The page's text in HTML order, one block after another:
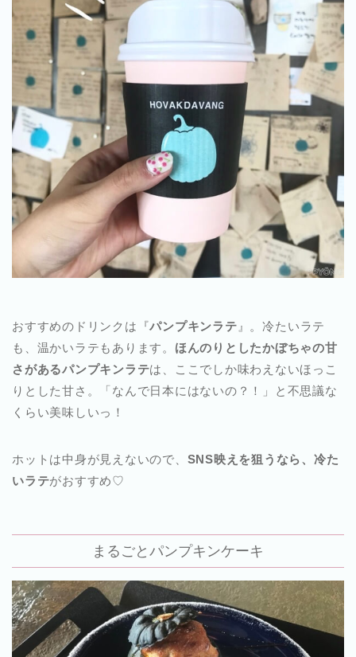
おすすめのドリンクは『パンプキンラテ 』。冷たいラテ
も、温かいラテもあります。 ほんのりとしたかぼちゃの甘
さがあるパンプキンラテは、ここでしか味わえないほっこ
りとした甘さ。「なんで日本にはないの？！」と不思議な
くらい美味しいっ！
ホットは中身が見えないので、 SNS映えを狙うなら、冷た
いラテがおすすめ♡
まるごとパンプキンケーキ